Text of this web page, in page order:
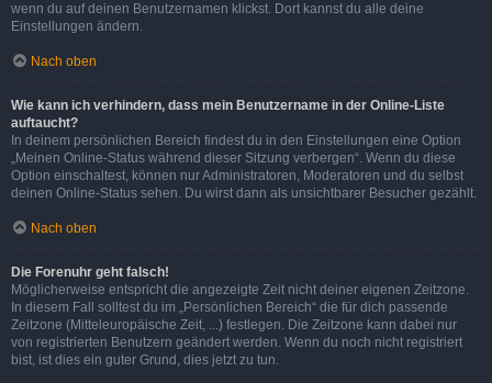
wenn du auf deinen Benutzernamen klickst. Dort kannst du alle deine
Einstellungen ändern.
Nach oben
Wie kann ich verhindern, dass mein Benutzername in der Online-Liste
auftaucht?
In deinem persönlichen Bereich findest du in den Einstellungen eine Option
„Meinen Online-Status während dieser Sitzung verbergen“. Wenn du diese
Option einschaltest, können nur Administratoren, Moderatoren und du selbst
deinen Online-Status sehen. Du wirst dann als unsichtbarer Besucher gezählt.
Nach oben
Die Forenuhr geht falsch!
Möglicherweise entspricht die angezeigte Zeit nicht deiner eigenen Zeitzone.
In diesem Fall solltest du im „Persönlichen Bereich“ die für dich passende
Zeitzone (Mitteleuropäische Zeit, ...) festlegen. Die Zeitzone kann dabei nur
von registrierten Benutzern geändert werden. Wenn du noch nicht registriert
bist, ist dies ein guter Grund, dies jetzt zu tun.